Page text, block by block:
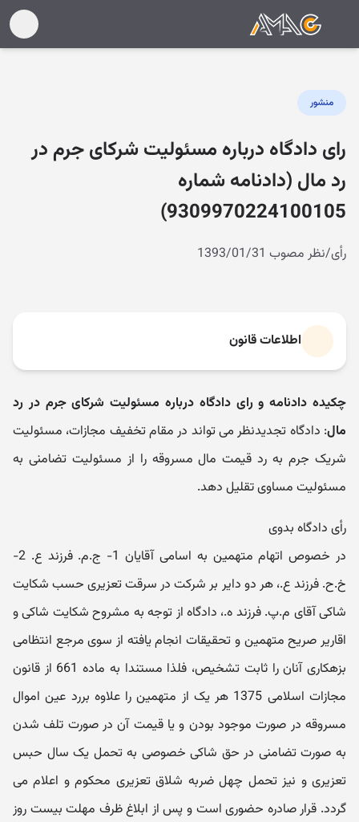
منشور
رای دادگاه درباره مسئولیت شرکای جرم در
رد مال (دادنامه شماره
9309970224100105)
رأی/نظر مصوب 1393/01/31
اطلاعات قانون
چکیده دادنامه و رای دادگاه درباره مسئولیت شرکای جرم در رد
مال: دادگاه تجدیدنظر می تواند در مقام تخفیف مجازات، مسئولیت
شریک جرم به رد قیمت مال مسروقه را از مسئولیت تضامنی به
مسئولیت مساوی تقلیل دهد.
رأی دادگاه بدوی
در خصوص اتهام متهمین به اسامی آقایان 1- ج.م. فرزند ع. 2-
خ.ح. فرزند ع.، هر دو دایر بر شرکت در سرقت تعزیری حسب شکایت
شاکی آقای م.پ. فرزند ه.، دادگاه از توجه به مشروح شکایت شاکی و
اقاریر صریح متهمین و تحقیقات انجام یافته از سوی مرجع انتظامی
بزهکاری آنان را ثابت تشخیص، فلذا مستندا به ماده 661 از قانون
مجازات اسلامی 1375 هر یک از متهمین را علاوه بررد عین اموال
مسروقه در صورت موجود بودن و یا قیمت آن در صورت تلف شدن
به صورت تضامنی در حق شاکی خصوصی به تحمل یک سال حبس
تعزیری و نیز تحمل چهل ضربه شلاق تعزیری محکوم و اعلام می
گردد. قرار صادره حضوری است و پس از ابلاغ ظرف مهلت بیست روز